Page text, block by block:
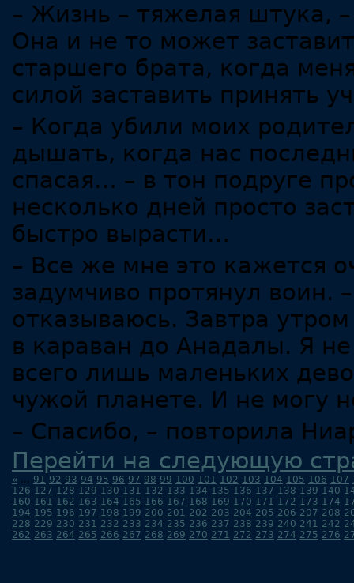
– Жизнь – тяжелая штука,
Она и не то может
старшего брата, когда
силой заставить принять
– Когда убили моих
дышать, когда нас
спасая… – в тон подруге
несколько дней просто
быстро вырасти…
– Все же мне это кажется
задумчиво протянул воин.
отказываюсь. Завтра
в караван до Анадалы. Я
всего лишь маленьких
чужой планете. И не могу
– Спасибо, – повторила
Перейти на следующую
« ... 91 92 93 94 95 96 97 98 99 100 101 102 103 104 105 106 107
126 127 128 129 130 131 132 133 134 135 136 137 138 139 140
160 161 162 163 164 165 166 167 168 169 170 171 172 173 174
194 195 196 197 198 199 200 201 202 203 204 205 206 207 208
228 229 230 231 232 233 234 235 236 237 238 239 240 241 242
262 263 264 265 266 267 268 269 270 271 272 273 274 275 276